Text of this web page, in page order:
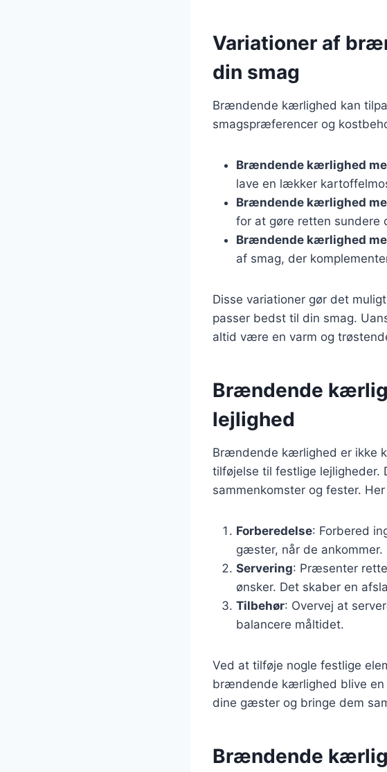
Variationer af
din smag
Brændende kærlighed kan
smagspræferencer og
Brændende kærlighed
lave en lækker
Brændende kærlighed
for at gøre retten sundere
Brændende kærlighed
af smag, der
Disse variationer gør det
passer bedst til din smag.
altid være en varm og
Brændende
lejlighed
Brændende kærlighed er ikke
tilføjelse til festlige lejligheder.
sammenkomster og fester.
Forberedelse: Forbered
gæster, når de ankommer.
Servering: Præsenter
ønsker. Det skaber en
Tilbehør: Overvej at
balancere måltidet.
Ved at tilføje nogle festlige
brændende kærlighed blive en
dine gæster og bringe dem
Brændende